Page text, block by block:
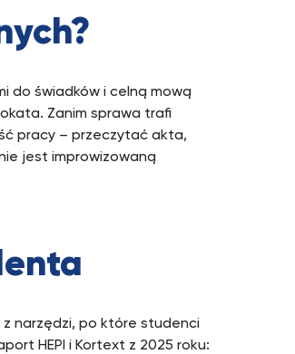
do świadków i celną mową
Zanim sprawa trafi
pracy – przeczytać akta,
jest improwizowaną
narzędzi, po które studenci
HEPI i Kortext z 2025 roku: